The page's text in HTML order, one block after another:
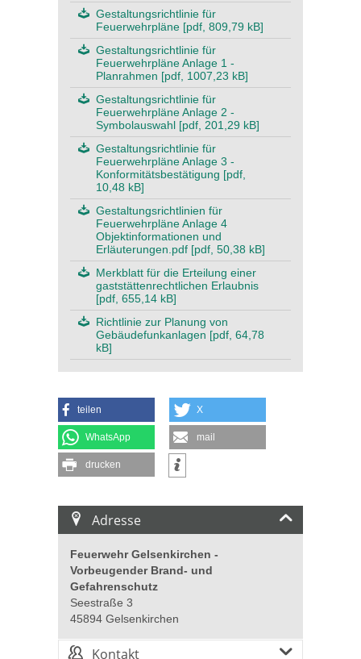
Gestaltungsrichtlinie für
Feuerwehrpläne [pdf, 809,79 kB]
Gestaltungsrichtlinie für
Feuerwehrpläne Anlage 1 -
Planrahmen [pdf, 1007,23 kB]
Gestaltungsrichtlinie für
Feuerwehrpläne Anlage 2 -
Symbolauswahl [pdf, 201,29 kB]
Gestaltungsrichtlinie für
Feuerwehrpläne Anlage 3 -
Konformitätsbestätigung [pdf,
10,48 kB]
Gestaltungsrichtlinien für
Feuerwehrpläne Anlage 4
Objektinformationen und
Erläuterungen.pdf [pdf, 50,38 kB]
Merkblatt für die Erteilung einer
gaststättenrechtlichen Erlaubnis
[pdf, 655,14 kB]
Richtlinie zur Planung von
Gebäudefunkanlagen [pdf, 64,78
kB]
teilen X
WhatsApp mail
drucken
Adresse
Feuerwehr Gelsenkirchen -
Vorbeugender Brand- und
Gefahrenschutz
Seestraße 3
45894 Gelsenkirchen
Kontakt